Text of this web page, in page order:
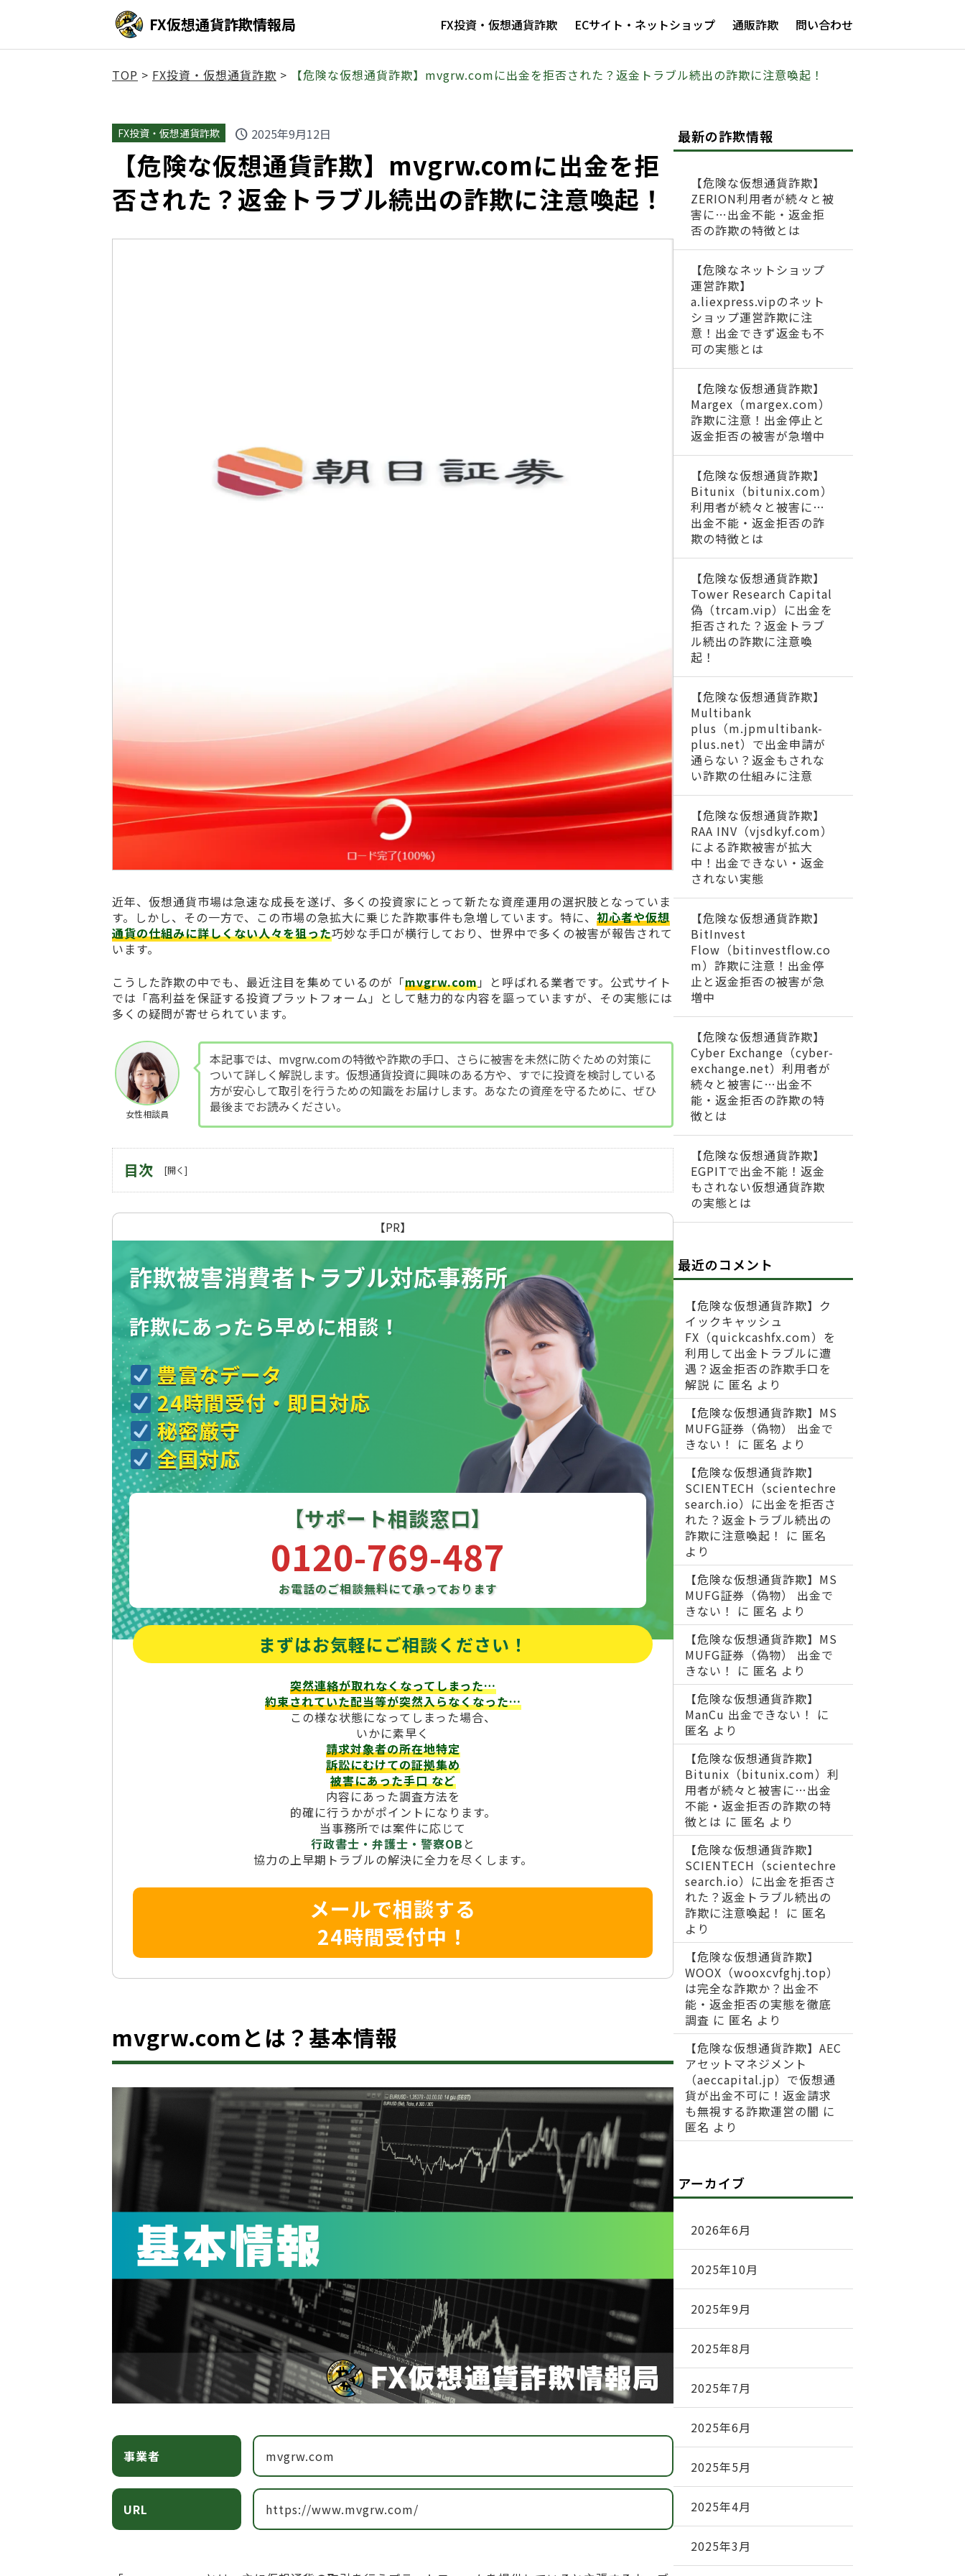
FX仮想通貨詐欺情報局 FX投資・仮想通貨詐欺 ECサイト・ネットショップ 通販詐欺 問い合わせ
TOP > FX投資・仮想通貨詐欺 > 【危険な仮想通貨詐欺】mvgrw.comに出金を拒否された？返金トラブル続出の詐欺に注意喚起！
FX投資・仮想通貨詐欺 schedule 2025年9月12日
【危険な仮想通貨詐欺】mvgrw.comに出金を拒
否された？返金トラブル続出の詐欺に注意喚起！
近年、仮想通貨市場は急速な成長を遂げ、多くの投資家にとって新たな資産運用の選択肢となっていま
す。しかし、その一方で、この市場の急拡大に乗じた詐欺事件も急増しています。特に、 初心者や仮想
通貨の仕組みに詳しくない人々を狙った巧妙な手口が横行しており、世界中で多くの被害が報告されて
います。
こうした詐欺の中でも、最近注目を集めているのが「mvgrw.com」と呼ばれる業者です。公式サイト
では「高利益を保証する投資プラットフォーム」として魅力的な内容を謳っていますが、その実態には
多くの疑問が寄せられています。
女性相談員
本記事では、mvgrw.comの特徴や詐欺の手口、さらに被害を未然に防ぐための対策に
ついて詳しく解説します。仮想通貨投資に興味のある方や、すでに投資を検討している
方が安心して取引を行うための知識をお届けします。あなたの資産を守るために、ぜひ
最後までお読みください。
目次
【PR】
詐欺被害消費者トラブル対応事務所
詐欺にあったら早めに相談！
豊富なデータ
24時間受付・即日対応
秘密厳守
全国対応
【サポート相談窓口】
0120-769-487
お電話のご相談無料にて承っております
まずはお気軽にご相談ください！
突然連絡が取れなくなってしまった…
約束されていた配当等が突然入らなくなった…
この様な状態になってしまった場合、
いかに素早く
請求対象者の所在地特定
訴訟にむけての証拠集め
被害にあった手口など
内容にあった調査方法を
的確に行うかがポイントになります。
当事務所では案件に応じて
行政書士・弁護士・警察OB と
協力の上早期トラブルの解決に全力を尽くします。
メールで相談する
24時間受付中！
mvgrw.comとは？基本情報
事業者 mvgrw.com
URL https://www.mvgrw.com/
最新の詐欺情報
【危険な仮想通貨詐欺】
ZERION利用者が続々と被
害に…出金不能・返金拒
否の詐欺の特徴とは
【危険なネットショップ
運営詐欺】
a.liexpress.vipのネット
ショップ運営詐欺に注
意！出金できず返金も不
可の実態とは
【危険な仮想通貨詐欺】
Margex（margex.com）
詐欺に注意！出金停止と
返金拒否の被害が急増中
【危険な仮想通貨詐欺】
Bitunix（bitunix.com）
利用者が続々と被害に…
出金不能・返金拒否の詐
欺の特徴とは
【危険な仮想通貨詐欺】
Tower Research Capital
偽（trcam.vip）に出金を
拒否された？返金トラブ
ル続出の詐欺に注意喚
起！
【危険な仮想通貨詐欺】
Multibank
plus（m.jpmultibank-
plus.net）で出金申請が
通らない？返金もされな
い詐欺の仕組みに注意
【危険な仮想通貨詐欺】
RAA INV（vjsdkyf.com）
による詐欺被害が拡大
中！出金できない・返金
されない実態
【危険な仮想通貨詐欺】
BitInvest
Flow（bitinvestflow.co
m）詐欺に注意！出金停
止と返金拒否の被害が急
増中
【危険な仮想通貨詐欺】
Cyber Exchange（cyber-
exchange.net）利用者が
続々と被害に…出金不
能・返金拒否の詐欺の特
徴とは
【危険な仮想通貨詐欺】
EGPITで出金不能！返金
もされない仮想通貨詐欺
の実態とは
最近のコメント
【危険な仮想通貨詐欺】ク
イックキャッシュ
FX（quickcashfx.com）を
利用して出金トラブルに遭
遇？返金拒否の詐欺手口を
解説 に 匿名 より
【危険な仮想通貨詐欺】MS
MUFG証券（偽物） 出金で
きない！
に 匿名 より
【危険な仮想通貨詐欺】
SCIENTECH（scientechre
search.io）に出金を拒否さ
れた？返金トラブル続出の
詐欺に注意喚起！
に 匿名
より
【危険な仮想通貨詐欺】MS
MUFG証券（偽物） 出金で
きない！
に 匿名 より
【危険な仮想通貨詐欺】MS
MUFG証券（偽物） 出金で
きない！
に 匿名 より
【危険な仮想通貨詐欺】
ManCu 出金できない！
に
匿名 より
【危険な仮想通貨詐欺】
Bitunix（bitunix.com）利
用者が続々と被害に…出金
不能・返金拒否の詐欺の特
徴とは に 匿名 より
【危険な仮想通貨詐欺】
SCIENTECH（scientechre
search.io）に出金を拒否さ
れた？返金トラブル続出の
詐欺に注意喚起！
に 匿名
より
【危険な仮想通貨詐欺】
WOOX（wooxcvfghj.top）
は完全な詐欺か？出金不
能・返金拒否の実態を徹底
調査 に 匿名 より
【危険な仮想通貨詐欺】AEC
アセットマネジメント
（aeccapital.jp）で仮想通
貨が出金不可に！返金請求
も無視する詐欺運営の闇 に
匿名 より
アーカイブ
2026年6月
2025年10月
2025年9月
2025年8月
2025年7月
2025年6月
2025年5月
2025年4月
2025年3月